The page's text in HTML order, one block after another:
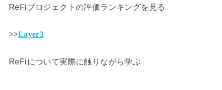
ReFiプロジェクトの評価ランキングを見る
>>Layer3
ReFiについて実際に触りながら学ぶ